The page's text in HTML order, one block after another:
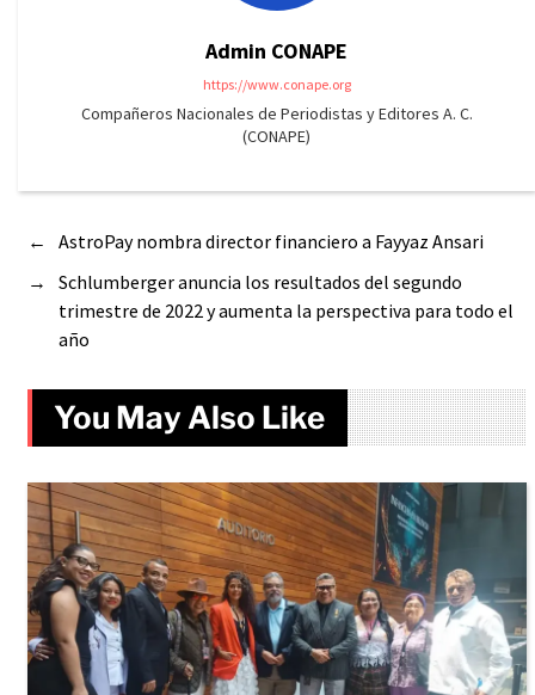
Admin CONAPE
https://www.conape.org
Compañeros Nacionales de Periodistas y Editores A. C.
(CONAPE)
←
AstroPay nombra director financiero a Fayyaz Ansari
→
Schlumberger anuncia los resultados del segundo
trimestre de 2022 y aumenta la perspectiva para todo el
año
You May Also Like